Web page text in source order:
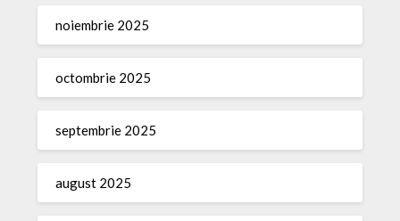
noiembrie 2025
octombrie 2025
septembrie 2025
august 2025